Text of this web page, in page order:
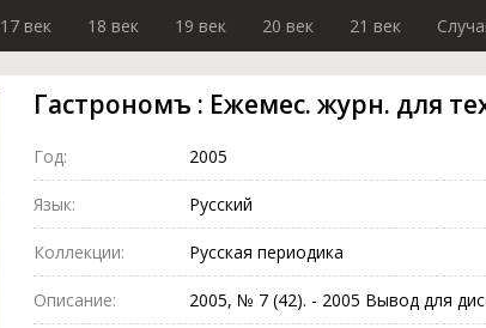
17 век 18 век 19 век 20 век 21 век
Гастрономъ : Ежемес. журн. для
Год: 2005
Язык: Русский
Коллекции: Русская периодика
Описание: 2005, № 7 (42). - 2005 Вывод для